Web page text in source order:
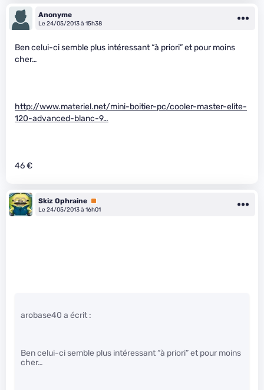
Anonyme
Le 24/05/2013 à 15h38
Ben celui-ci semble plus intéressant “à priori” et pour moins
cher…
http://www.materiel.net/mini-boitier-pc/cooler-master-elite-
120-advanced-blanc-9…
46 €
Skiz Ophraine Premium
Le 24/05/2013 à 16h01
arobase40 a écrit :
Ben celui-ci semble plus intéressant “à priori” et pour moins
cher…